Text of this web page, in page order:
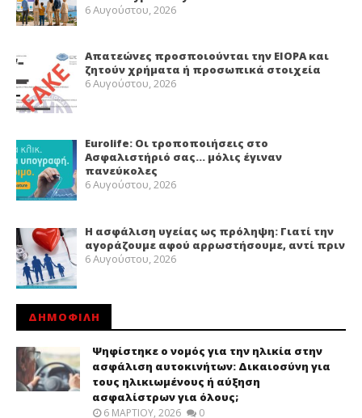
6 Αυγούστου, 2026
Απατεώνες προσποιούνται την EIOPA και
ζητούν χρήματα ή προσωπικά στοιχεία
6 Αυγούστου, 2026
Eurolife: Οι τροποποιήσεις στο
Ασφαλιστήριό σας… μόλις έγιναν
πανεύκολες
6 Αυγούστου, 2026
Η ασφάλιση υγείας ως πρόληψη: Γιατί την
αγοράζουμε αφού αρρωστήσουμε, αντί πριν
6 Αυγούστου, 2026
ΔΗΜΟΦΙΛΗ
Ψηφίστηκε ο νομός για την ηλικία στην
ασφάλιση αυτοκινήτων: Δικαιοσύνη για
τους ηλικιωμένους ή αύξηση
ασφαλίστρων για όλους;
6 ΜΑΡΤΊΟΥ, 2026 0